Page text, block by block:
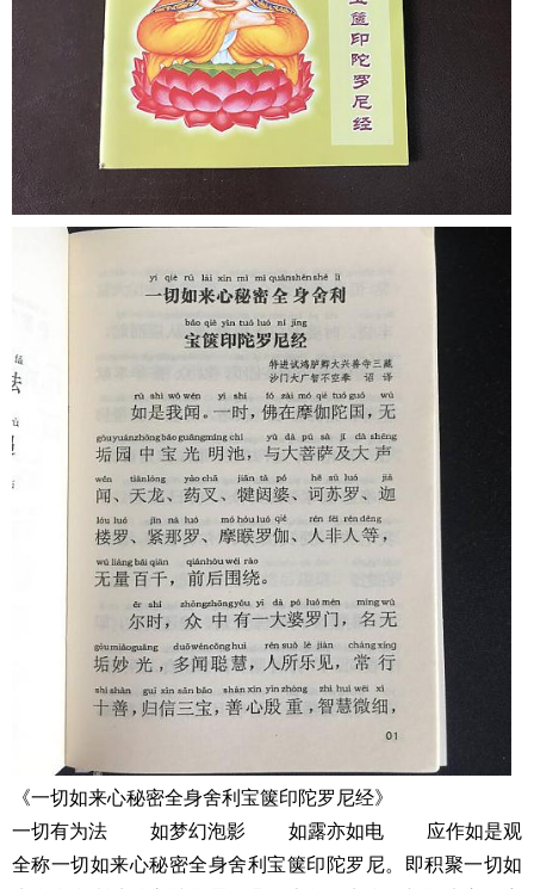
《一切如来心秘密全身舍利宝箧印陀罗尼经》
一切有为法 如梦幻泡影 如露亦如电 应作如是观
全称一切如来心秘密全身舍利宝箧印陀罗尼。即积聚一切如